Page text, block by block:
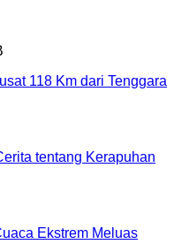
118 Km dari Tenggara
tentang Kerapuhan
Ekstrem Meluas